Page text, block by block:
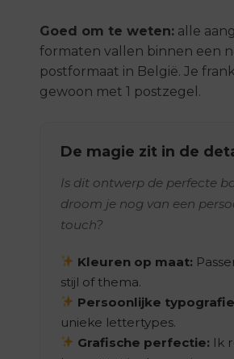
Goed om te weten: alle
formaten vallen binnen een
postformaat in België. Je
gewoon met 1 postzegel.
De magie zit in de
Is dit ontwerp de perfecte
droom je nog van een
touch?
Kleuren op maat:
stijl of thema.
Persoonlijke
unieke lettertypes.
Grafische perfectie: Ik